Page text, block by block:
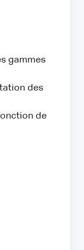
gammes
des
de